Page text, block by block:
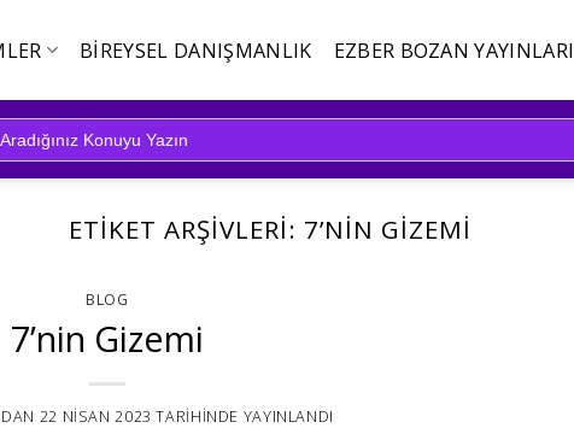
BIREYSEL DANIŞMANLIK EZBER BOZAN YAYINLARI
ETIKET ARŞIVLERI: 7’NIN GIZEMI
BLOG
7’nin Gizemi
22 NISAN 2023 TARIHINDE YAYINLANDI